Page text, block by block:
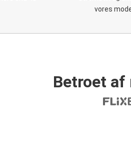
vores
Betroet af